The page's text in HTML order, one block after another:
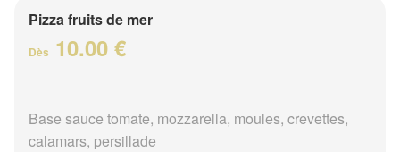
Pizza fruits de mer
Dès 10.00 €
Base sauce tomate, mozzarella, moules, crevettes,
calamars, persillade